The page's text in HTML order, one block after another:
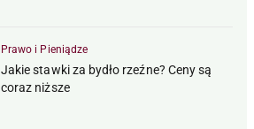
Prawo i Pieniądze
Jakie stawki za bydło rzeźne? Ceny są
coraz niższe